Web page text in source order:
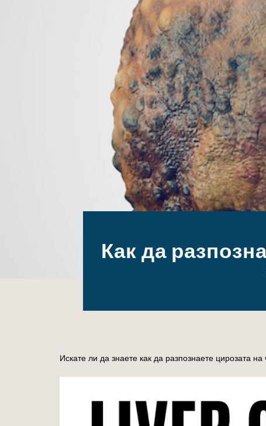
Как да
Искате ли да знаете как да разпознаете цирозата